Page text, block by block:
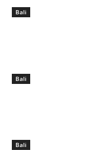
Bali
Bali
Bali